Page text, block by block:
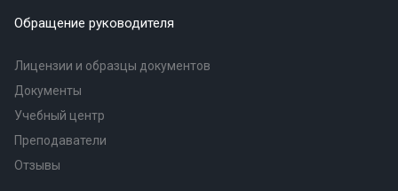
Обращение руководителя
Лицензии и образцы документов
Документы
Учебный центр
Преподаватели
Отзывы